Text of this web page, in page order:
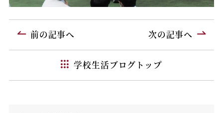
前の記事へ
学校生活ブログトップ
次の記事へ